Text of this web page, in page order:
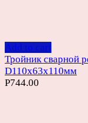
Add to cart
Тройник сварной
D110х63х110мм
Р744.00